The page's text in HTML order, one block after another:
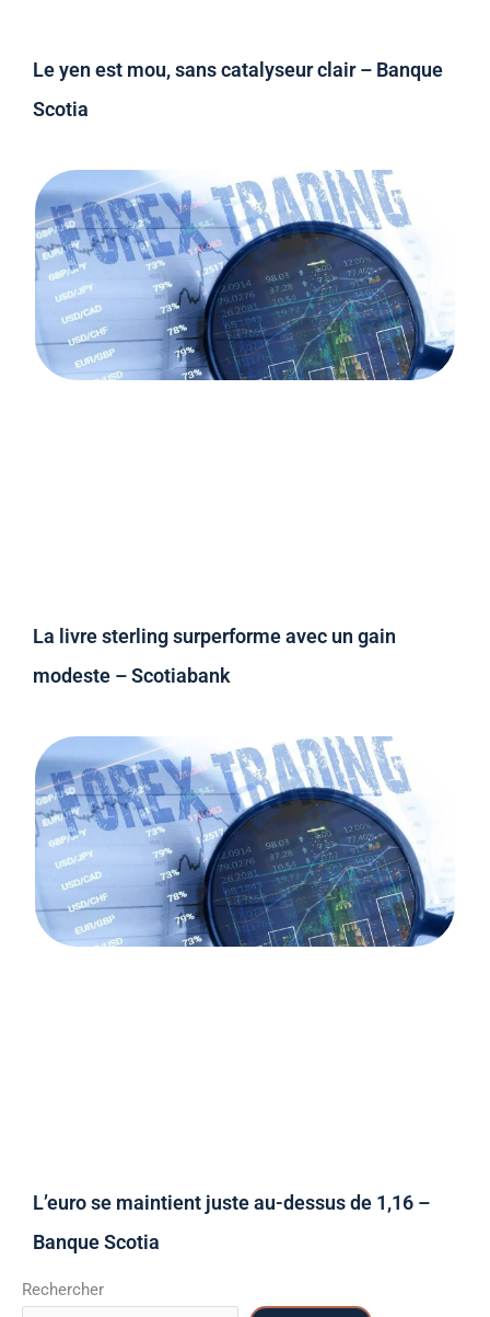
Le yen est mou, sans catalyseur clair – Banque
Scotia
La livre sterling surperforme avec un gain
modeste – Scotiabank
L’euro se maintient juste au-dessus de 1,16 –
Banque Scotia
Rechercher